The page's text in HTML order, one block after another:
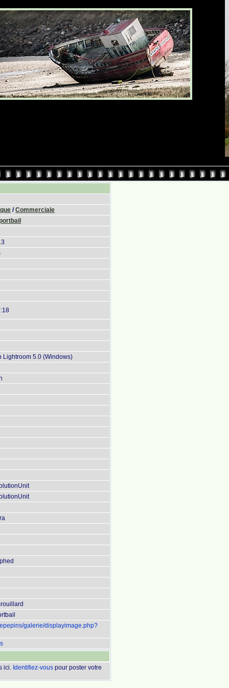
/Commerciale
Lightroom 5.0 (Windows)
galerie/displayimage.php?
ici. Identifiez-vous pour poster votre